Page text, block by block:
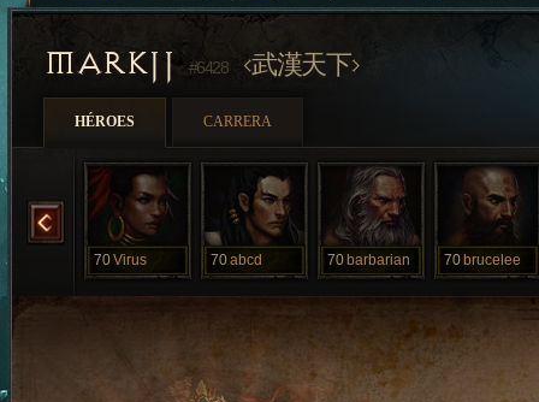
MARKJJ #6428 武漢天下
HÉROES CARRERA
70Virus 70abcd 70 barbarian 70 brucelee